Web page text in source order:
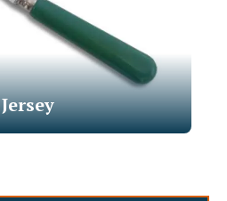
Jersey